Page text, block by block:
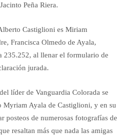
Peña Riera.
Castiglioni es Miriam
Francisca Olmedo de Ayala,
235.252, al llenar el formulario de
jurada.
líder de Vanguardia Colo­rada se
Myriam Ayala de Cas­tiglioni, y en su
posteos de numerosas fotografías de
resaltan más que nada las amigas